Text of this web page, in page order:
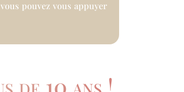
pouvez vous appuyer
de 10 ans !